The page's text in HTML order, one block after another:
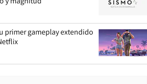
primer gameplay extendido